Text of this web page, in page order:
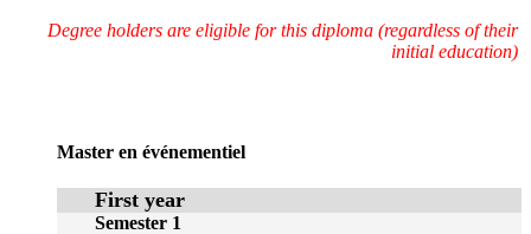
Degree holders are eligible for this diploma (regardless of their
initial education)
Master en événementiel
First year
Semester 1